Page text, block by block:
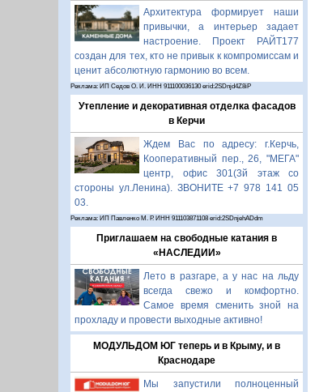
Архитектура формирует наши
привычки, а интерьер задает
настроение. Проект РАЙТ177
создан для тех, кто не привык к компромиссам и
ценит абсолютную гармонию во всем.
Реклама: ИП Седов О. И. ИНН 911100036130 erid:2SDnjd4Z8iP
Утепление и декоративная отделка фасадов
в Керчи
Ждем Вас по адресу: г.Керчь,
Кооперативный пер., 26, "МЕГА"
центр, офис 301(3й этаж со
стороны ул.Ленина). ЗВОНИТЕ +7 978 141 05
03.
Реклама: ИП Павленко М. Р. ИНН 911103871108 erid:2SDnjehADdm
Приглашаем на свободные катания в
«НАСЛЕДИИ»
Лето в разгаре, а у нас на льду
всегда свежо и комфортно.
Самое время сменить зной на
прохладу и провести выходные активно!
МОДУЛЬДОМ ЮГ теперь и в Крыму, и в
Краснодаре
Мы запустили полноценный